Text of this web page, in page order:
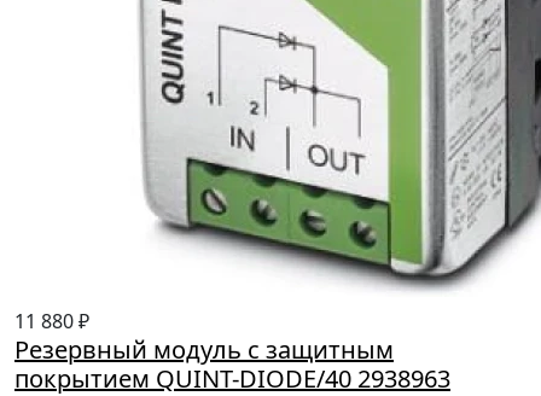
11 880 ₽
Резервный модуль с защитным
покрытием QUINT-DIODE/40 2938963